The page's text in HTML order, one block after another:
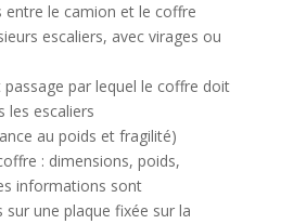
entre le camion et le coffre
escaliers, avec virages ou
par lequel le coffre doit
les escaliers
au poids et fragilité)
: dimensions, poids,
informations sont
une plaque fixée sur la